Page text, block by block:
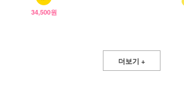
34,500원
더보기 +